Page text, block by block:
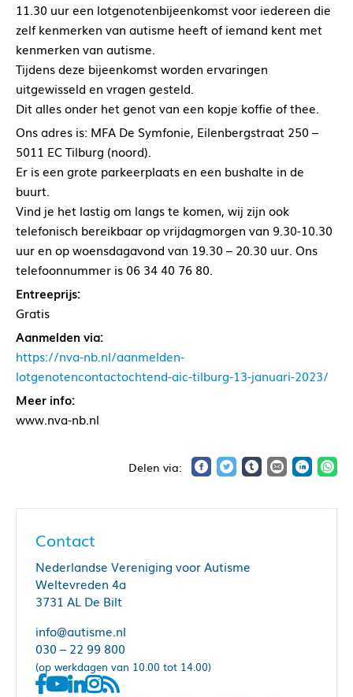
11.30 uur een lotgenotenbijeenkomst voor iedereen die
zelf kenmerken van autisme heeft of iemand kent met
kenmerken van autisme.
Tijdens deze bijeenkomst worden ervaringen
uitgewisseld en vragen gesteld.
Dit alles onder het genot van een kopje koffie of thee.
Ons adres is: MFA De Symfonie, Eilenbergstraat 250 –
5011 EC Tilburg (noord).
Er is een grote parkeerplaats en een bushalte in de
buurt.
Vind je het lastig om langs te komen, wij zijn ook
telefonisch bereikbaar op vrijdagmorgen van 9.30-10.30
uur en op woensdagavond van 19.30 – 20.30 uur. Ons
telefoonnummer is 06 34 40 76 80.
Entreeprijs:
Gratis
Aanmelden via:
https://nva-nb.nl/aanmelden-
lotgenotencontactochtend-aic-tilburg-13-januari-2023/
Meer info:
www.nva-nb.nl
Contact
Nederlandse Vereniging voor Autisme
Weltevreden 4a
3731 AL De Bilt
info@autisme.nl
030 – 22 99 800
(op werkdagen van 10.00 tot 14.00)